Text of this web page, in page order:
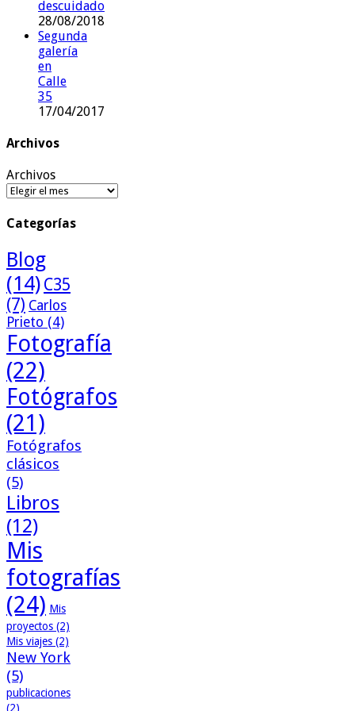
descuidado
28/08/2018
Segunda
galería
en
Calle
35
17/04/2017
Archivos
Archivos
Categorías
Blog
(14) C35
(7) Carlos
Prieto (4)
Fotografía
(22)
Fotógrafos
(21)
Fotógrafos
clásicos
(5)
Libros
(12)
Mis
fotografías
(24) Mis
proyectos (2)
Mis viajes (2)
New York
(5)
publicaciones
(2)